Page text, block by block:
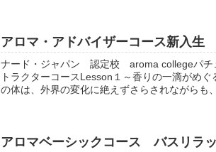
アロマ・アドバイザーコース新入生
ナード・ジャパン 認定校 aroma collegeパチ
トラクターコースLesson１～香りの一滴がめ
の体は、外界の変化に絶えずさらされながらも
アロマベーシックコース バスリラ